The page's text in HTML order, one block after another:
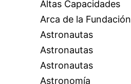
Altas Capacidades
Arca de la Fundación
Astronautas
Astronautas
Astronautas
Astronomía